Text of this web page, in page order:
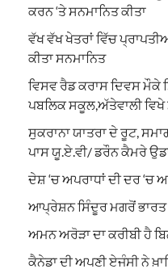
ਕਰਨ ‘ਤੇ ਸਨਮਾਨਿਤ ਕੀਤਾ
ਵੱਖ ਵੱਖ ਖੇਤਰਾਂ ਵਿੱਚ
ਕੀਤਾ ਸਨਮਾਨਿਤ
ਵਿਸਵ ਰੈਡ ਕਰਾਸ ਦਿਵਸ ਮੌਕੇ
ਪਬਲਿਕ ਸਕੂਲ,ਅੱਤੇਵਾਲੀ
ਸੁਕਰਾਨਾ ਯਾਤਰਾ ਦੇ ਰੂਟ,
ਪਾਸ ਯੂ.ਏ.ਵੀ/ ਡਰੌਨ ਕੈਮਰੇ
ਦੇਸ਼ ‘ਚ ਅਪਰਾਧਾਂ ਦੀ ਦਰ ‘ਚ
ਆਪ੍ਰੇਸ਼ਨ ਸਿੰਦੂਰ ਮਗਰੋਂ ਭਾਰਤ
ਅਮਨ ਅਰੋੜਾ ਦਾ ਕਰੀਬੀ ਹੈ
ਕੈਨੇਡਾ ਦੀ ਅਪਣੀ ਏਜੰਸੀ ਨੇ